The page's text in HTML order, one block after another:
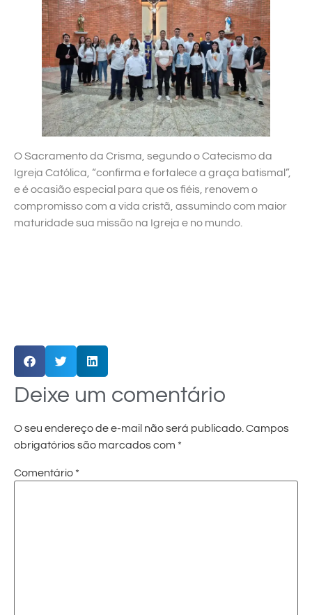
O Sacramento da Crisma, segundo o Catecismo da
Igreja Católica, “confirma e fortalece a graça batismal”,
e é ocasião especial para que os fiéis, renovem o
compromisso com a vida cristã, assumindo com maior
maturidade sua missão na Igreja e no mundo.
Deixe um comentário
O seu endereço de e-mail não será publicado. Campos
obrigatórios são marcados com *
Comentário *